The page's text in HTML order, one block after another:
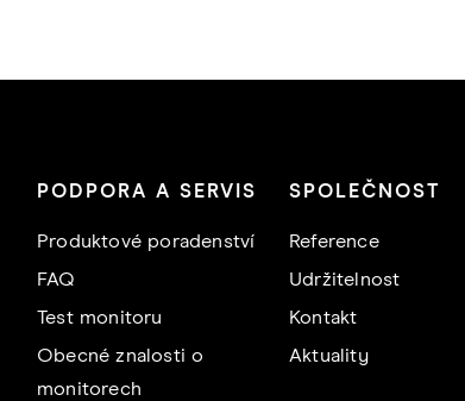
PODPORA A SERVIS
Produktové poradenství
FAQ
Test monitoru
Obecné znalosti o
monitorech
SPOLEČNOST
Reference
Udržitelnost
Kontakt
Aktuality